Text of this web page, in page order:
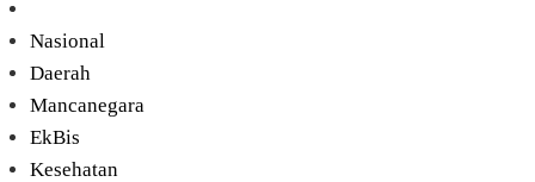
Nasional
Daerah
Mancanegara
EkBis
Kesehatan